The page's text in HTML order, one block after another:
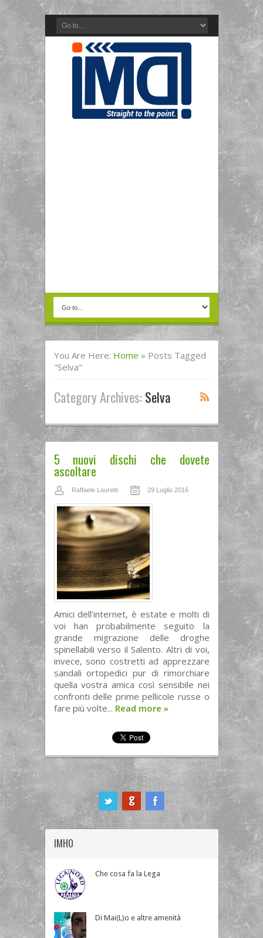
You Are Here: Home » Posts Tagged
"selva"
Category Archives:Selva
5 nuovi dischi che dovete
ascoltare
Raffaele Lauretti 29 Luglio 2016
Amici dell’internet, è estate e molti di
voi han probabilmente seguito la
grande migrazione delle droghe
spinellabili verso il Salento. Altri di voi,
invece, sono costretti ad apprezzare
sandali ortopedici pur di rimorchiare
quella vostra amica così sensibile nei
confronti delle prime pellicole russe o
fare più volte... Read more »
IMHO
Che cosa fa la Lega
Di Mai(L)o e altre amenità